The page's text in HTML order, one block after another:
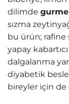
dilimde
sızma
bu ürün;
yapay
dalgalanma
diyabetik
bireyler için